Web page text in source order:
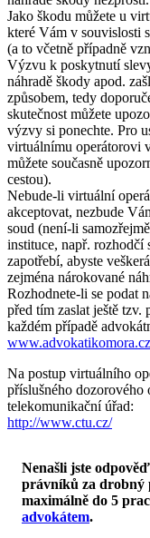
Jako škodu můžete u
které Vám v souvislosti
(a to včetně případně
Výzvu k poskytnutí
náhradě škody apod.
způsobem, tedy
skutečnost můžete
výzvy si ponechte. Pro
virtuálnímu operátorovi
můžete současně
cestou).
Nebude-li virtuální
akceptovat, nezbude
soud (není-li
instituce, např. rozhodčí
zapotřebí, abyste
zejména nárokované
Rozhodnete-li se podat
před tím zaslat ještě
každém případě
www.advokatikomora.cz
Na postup virtuálního
příslušného
telekomunikační úřad:
http://www.ctu.cz/
Nenašli jste
právníků za drobný
maximálně do 5
advokátem.